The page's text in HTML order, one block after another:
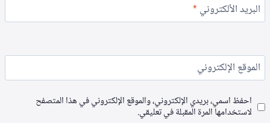
البريد الألكتروني*
الموقع الإلكتروني
احفظ اسمي، بريدي الإلكتروني، والموقع الإلكتروني في هذا المتصفح
لاستخدامها المرة المقبلة في تعليقي.